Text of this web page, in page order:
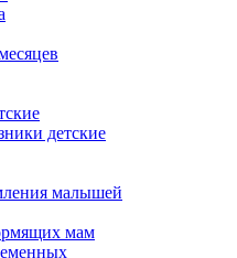
детские
малышей
мам